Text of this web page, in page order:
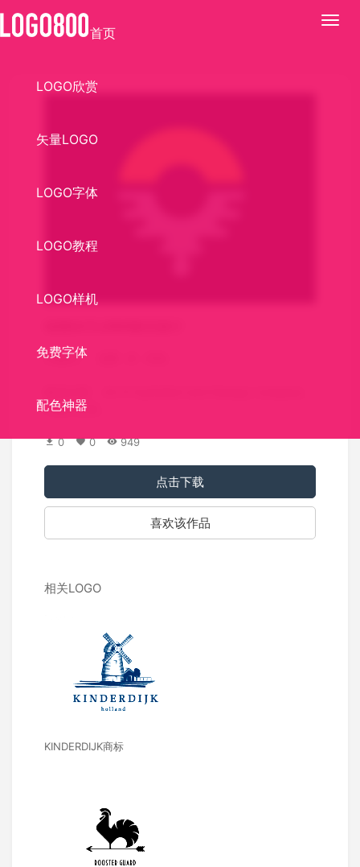
展
首页
LOGO欣赏
矢量LOGO
LOGO字体
LOGO教程
LOGO样机
免费字体
配色神器
关键词：
IV水疗公司。
0 0 949
点击下载
喜欢该作品
相关LOGO
KINDERDIJK商标